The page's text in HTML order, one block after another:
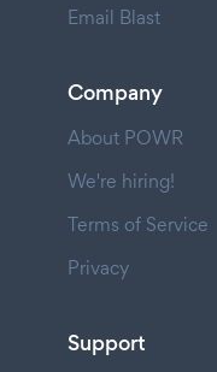
Email Blast
Company
About POWR
We're hiring!
Terms of Service
Privacy
Support